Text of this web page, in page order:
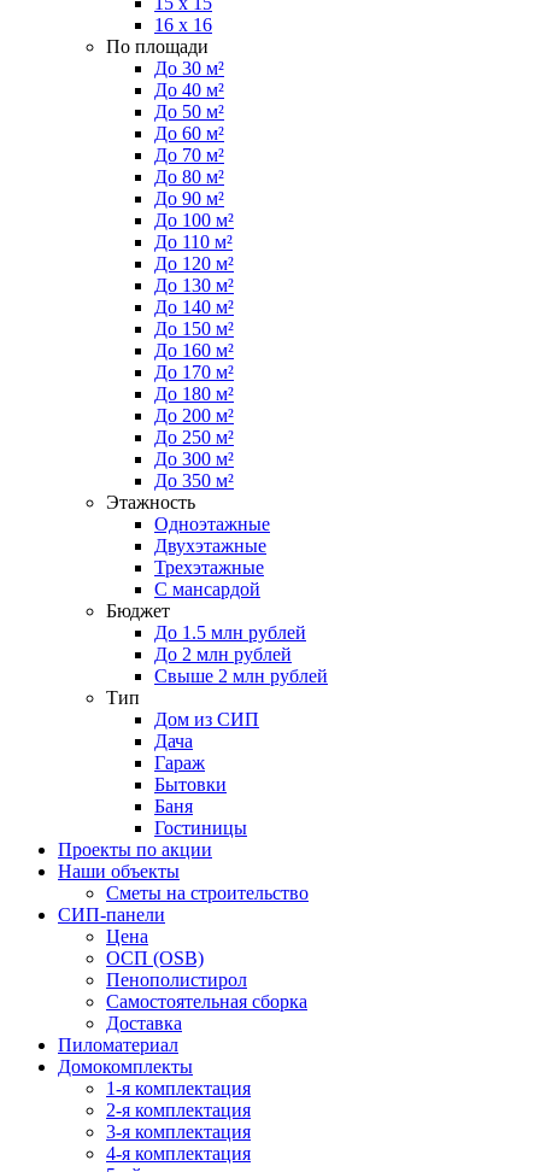
16 x 16
По площади
До 30 м²
До 40 м²
До 50 м²
До 60 м²
До 70 м²
До 80 м²
До 90 м²
До 100 м²
До 110 м²
До 120 м²
До 130 м²
До 140 м²
До 150 м²
До 160 м²
До 170 м²
До 180 м²
До 200 м²
До 250 м²
До 300 м²
До 350 м²
Этажность
Одноэтажные
Двухэтажные
Трехэтажные
С мансардой
Бюджет
До 1.5 млн рублей
До 2 млн рублей
Свыше 2 млн рублей
Тип
Дом из СИП
Дача
Гараж
Бытовки
Баня
Гостиницы
Проекты по акции
Наши объекты
Сметы на строительство
СИП-панели
Цена
ОСП (OSB)
Пенополистирол
Самостоятельная сборка
Доставка
Пиломатериал
Домокомплекты
1-я комплектация
2-я комплектация
3-я комплектация
4-я комплектация